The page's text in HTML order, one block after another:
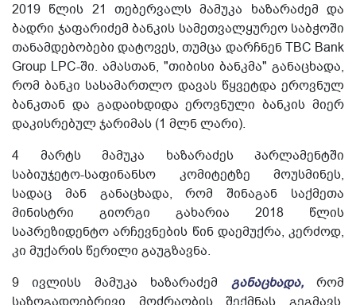
2019 წლის 21 თებერვალს მამუკა ხაზარაძემ და
ბადრი ჯაფარიძემ ბანკის სამეთვალყურეო საბჭოში
თანამდებობები დატოვეს, თუმცა დარჩნენ TBC Bank
Group LPC-ში. ამასთან, "თიბისი ბანკმა" განაცხადა,
რომ ბანკი სასამართლო დავას წყვეტდა ეროვნულ
ბანკთან და გადაიხდიდა ეროვნული ბანკის მიერ
დაკისრებულ ჯარიმას (1 მლნ ლარი).
4 მარტს მამუკა ხაზარაძეს პარლამენტში
საბიუჯეტო-საფინანსო კომიტეტზე მოუსმინეს,
სადაც მან განაცხადა, რომ შინაგან საქმეთა
მინისტრი გიორგი გახარია 2018 წლის
საპრეზიდენტო არჩევნების წინ დაემუქრა, კერძოდ,
კი მუქარის წერილი გაუგზავნა.
9 ივლისს მამუკა ხაზარაძემ განაცხადა,რომ